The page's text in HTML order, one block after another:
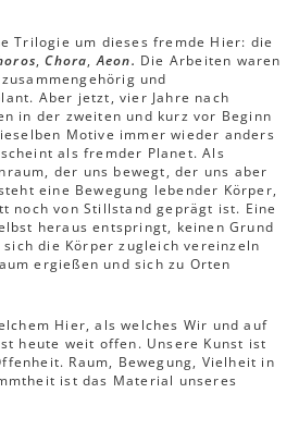
Trilogie um dieses fremde Hier: die
,Chora,Aeon. Die Arbeiten waren
und
Aber jetzt, vier Jahre nach
in der zweiten und kurz vor Beginn
Motive immer wieder anders
als fremder Planet. Als
der uns bewegt, der uns aber
eine Bewegung lebender Körper,
noch von Stillstand geprägt ist. Eine
heraus entspringt, keinen Grund
die Körper zugleich vereinzeln
ergießen und sich zu Orten
Hier, als welches Wir und auf
heute weit offen. Unsere Kunst ist
Raum, Bewegung, Vielheit in
ist das Material unseres